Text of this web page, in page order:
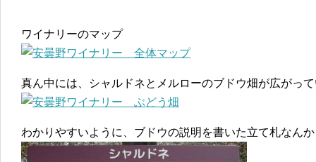
ワイナリーのマップ
真ん中には、シャルドネとメルローのブドウ畑が広がっ
わかりやすいように、ブドウの説明を書いた立て札なん